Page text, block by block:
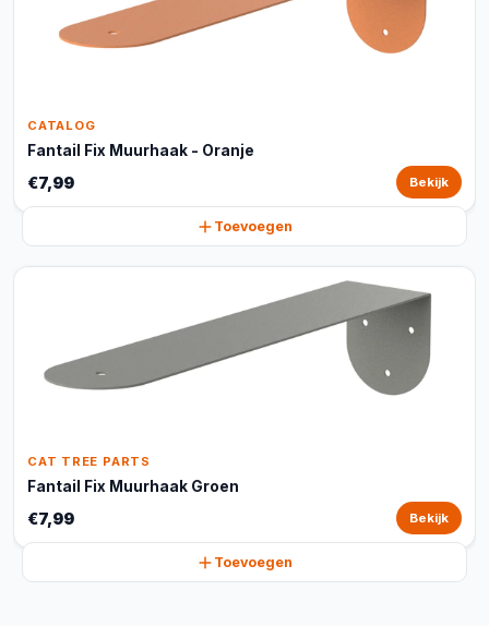
CATALOG
Fantail Fix Muurhaak - Oranje
€7,99 Bekijk
Toevoegen
CAT TREE PARTS
Fantail Fix Muurhaak Groen
€7,99 Bekijk
Toevoegen